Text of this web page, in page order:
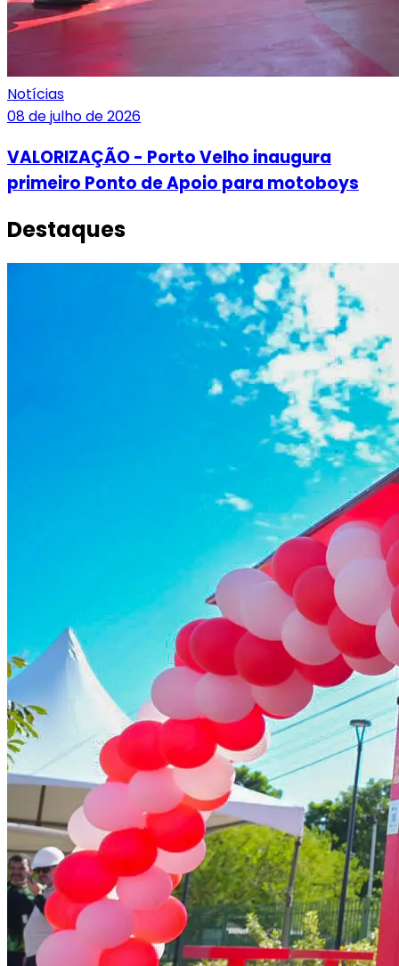
Notícias
08 de julho de 2026
VALORIZAÇÃO - Porto Velho inaugura
primeiro Ponto de Apoio para motoboys
Destaques